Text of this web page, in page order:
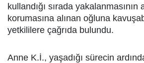
kullandığı sırada yakalanmasının
korumasına alınan oğluna
yetkililere çağrıda bulundu.
Anne K.İ., yaşadığı sürecin